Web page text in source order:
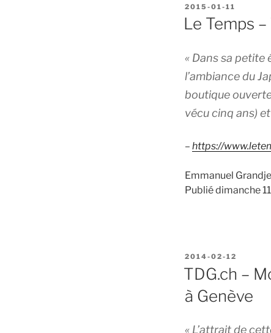
POSTED
ON
2015-01-11
Le Temps
« Dans sa petite
l’ambiance du
boutique
vécu cinq ans)
– https://
Emmanuel
Publié dimanche
POSTED
2014-02-12
TDG.ch –
à Genève
« L’attrait de